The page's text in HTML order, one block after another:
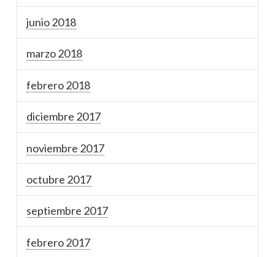
junio 2018
marzo 2018
febrero 2018
diciembre 2017
noviembre 2017
octubre 2017
septiembre 2017
febrero 2017